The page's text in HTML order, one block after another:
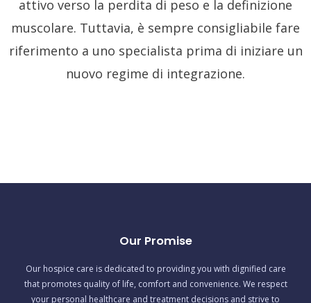
attivo verso la perdita di peso e la definizione
muscolare. Tuttavia, è sempre consigliabile fare
riferimento a uno specialista prima di iniziare un
nuovo regime di integrazione.
Our Promise
Our hospice care is dedicated to providing you with dignified care
that promotes quality of life, comfort and convenience. We respect
your personal healthcare and treatment decisions and strive to